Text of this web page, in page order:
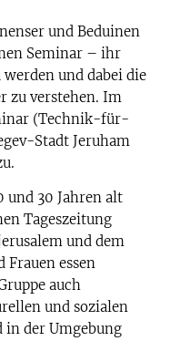
und Beduinen
Seminar – ihr
und dabei die
zu verstehen. Im
(Technik-für-
Stadt Jeruham
und 30 Jahren alt
Tageszeitung
und dem
Frauen essen
auch
und sozialen
in der Umgebung